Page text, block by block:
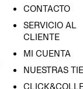
CONTACTO
SERVICIO AL
CLIENTE
MI CUENTA
NUESTRAS